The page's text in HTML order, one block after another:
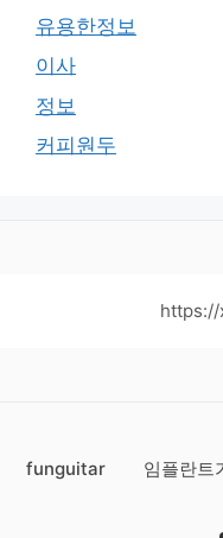
유용한정보
이사
정보
커피원두
https://
funguitar 임플란트